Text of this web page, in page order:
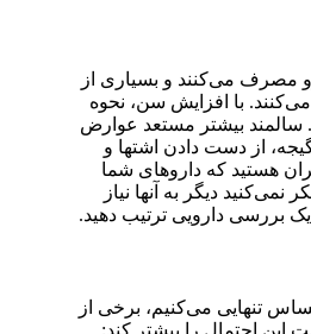
مصرف می‌کنند و بسیاری از
با افزایش سن، نحوه
سالمند بیشتر مستعد عوارض
از دست دادن اشتها و
هستید که داروهای شما
نمی‌کنید دیگر به آنها نیاز
بررسی دارویی ترتیب دهید.
تنهایی می‌کنیم، برخی از